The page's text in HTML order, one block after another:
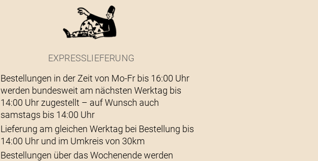
EXPRESSLIEFERUNG
Bestellungen in der Zeit von Mo-Fr bis 16:00 Uhr
werden bundesweit am nächsten Werktag bis
14:00 Uhr zugestellt – auf Wunsch auch
samstags bis 14:00 Uhr
Lieferung am gleichen Werktag bei Bestellung bis
14:00 Uhr und im Umkreis von 30km
Bestellungen über das Wochenende werden